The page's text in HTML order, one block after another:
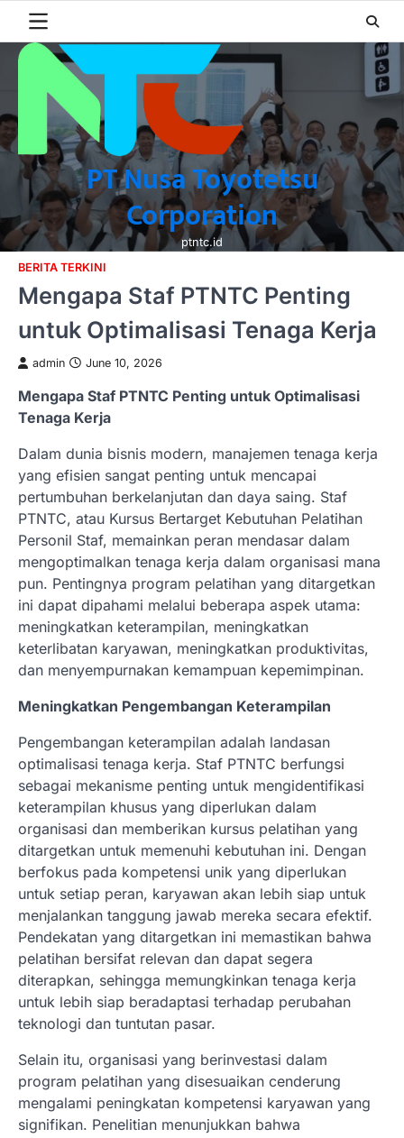
content
PT Nusa Toyotetsu
Corporation
ptntc.id
BERITA TERKINI
Mengapa Staf PTNTC Penting
untuk Optimalisasi Tenaga Kerja
admin June 10, 2026
Mengapa Staf PTNTC Penting untuk Optimalisasi
Tenaga Kerja
Dalam dunia bisnis modern, manajemen tenaga kerja
yang efisien sangat penting untuk mencapai
pertumbuhan berkelanjutan dan daya saing. Staf
PTNTC, atau Kursus Bertarget Kebutuhan Pelatihan
Personil Staf, memainkan peran mendasar dalam
mengoptimalkan tenaga kerja dalam organisasi mana
pun. Pentingnya program pelatihan yang ditargetkan
ini dapat dipahami melalui beberapa aspek utama:
meningkatkan keterampilan, meningkatkan
keterlibatan karyawan, meningkatkan produktivitas,
dan menyempurnakan kemampuan kepemimpinan.
Meningkatkan Pengembangan Keterampilan
Pengembangan keterampilan adalah landasan
optimalisasi tenaga kerja. Staf PTNTC berfungsi
sebagai mekanisme penting untuk mengidentifikasi
keterampilan khusus yang diperlukan dalam
organisasi dan memberikan kursus pelatihan yang
ditargetkan untuk memenuhi kebutuhan ini. Dengan
berfokus pada kompetensi unik yang diperlukan
untuk setiap peran, karyawan akan lebih siap untuk
menjalankan tanggung jawab mereka secara efektif.
Pendekatan yang ditargetkan ini memastikan bahwa
pelatihan bersifat relevan dan dapat segera
diterapkan, sehingga memungkinkan tenaga kerja
untuk lebih siap beradaptasi terhadap perubahan
teknologi dan tuntutan pasar.
Selain itu, organisasi yang berinvestasi dalam
program pelatihan yang disesuaikan cenderung
mengalami peningkatan kompetensi karyawan yang
signifikan. Penelitian menunjukkan bahwa